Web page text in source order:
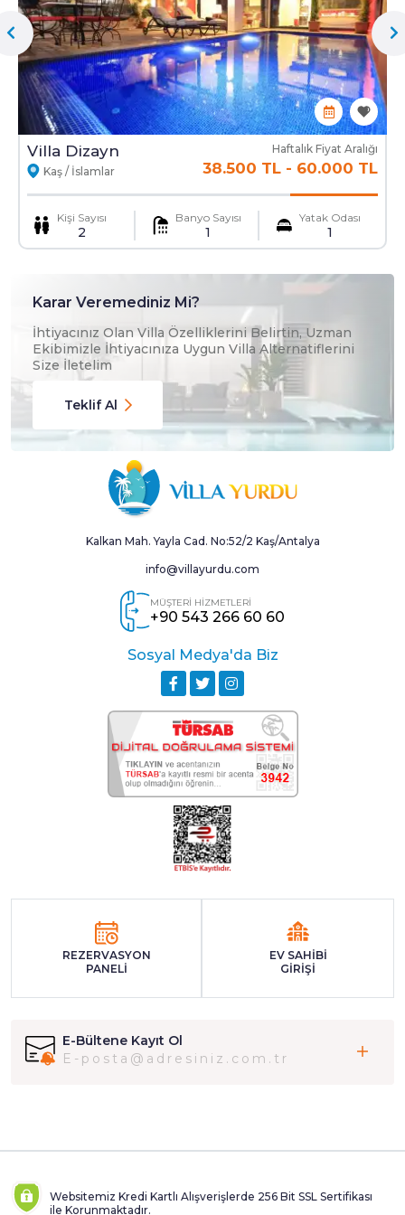
Mama Sandalyesi Ulaşım Hizmeti
Villa Dizayn
Kaş / İslamlar
Haftalık Fiyat Aralığı
38.500 TL - 60.000 TL
Kişi Sayısı
2
Banyo Sayısı
1
Yatak Odası
1
Karar Veremediniz Mi?
İhtiyacınız Olan Villa Özelliklerini Belirtin, Uzman
Ekibimizle İhtiyacınıza Uygun Villa Alternatiflerini
Size İletelim
Teklif Al
REZERVASYON
PANELİ
EV SAHİBİ
GİRİŞİ
Kalkan Mah. Yayla Cad. No:52/2 Kaş/Antalya
info@villayurdu.com
MÜŞTERİ HİZMETLERİ
+90 543 266 60 60
Sosyal Medya'da Biz
E-Bültene Kayıt Ol
Websitemiz Kredi Kartlı Alışverişlerde 256 Bit SSL Sertifikası
ile Korunmaktadır.